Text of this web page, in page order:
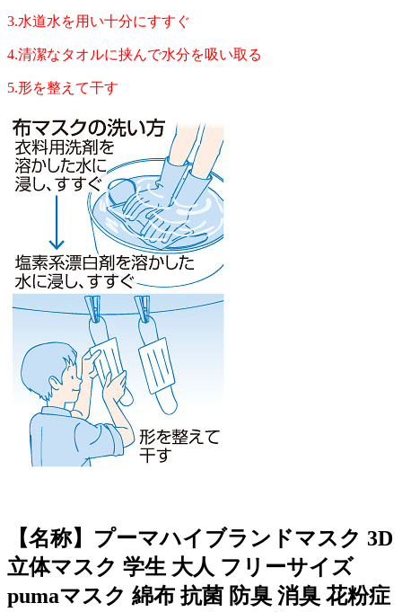
3.水道水を用い十分にすすぐ
4.清潔なタオルに挟んで水分を吸い取る
5.形を整えて干す
【名称】プーマハイブランドマスク 3D
立体マスク 学生 大人 フリーサイズ
pumaマスク 綿布 抗菌 防臭 消臭 花粉症